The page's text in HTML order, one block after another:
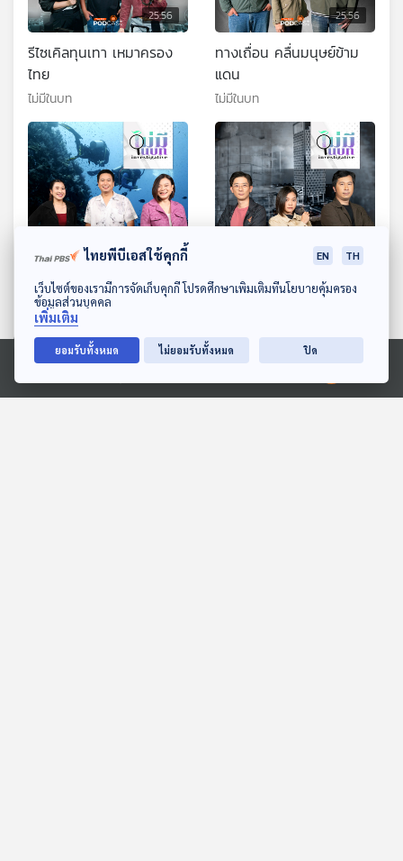
ดาวน์โหลด Thai PBS Podcast Application
Ⓒ 2020 องค์การกระจายเสียงและแพร่ภาพสาธารณะแห่งประเทศไทย
25:56
รีไซเคิลทุนเทา เหมาครอง
ไทย
ไม่มีในบท
25:56
ทางเถื่อน คลื่นมนุษย์ข้าม
แดน
ไม่มีในบท
25:56
คลุกวงใน 12 ไมล์ทะเล
ไม่มีในบท
25:56
เจาะเครือข่ายทุนจีน ร่วม
ไม่มีในบท
ไทยพีบีเอสใช้คุกกี้ EN TH
เว็บไซต์ของเรามีการจัดเก็บคุกกี้ โปรดศึกษาเพิ่มเติมที่นโยบายคุ้มครอง
ข้อมูลส่วนบุคคล
เพิ่มเติม
ยอมรับทั้งหมด ไม่ยอมรับทั้งหมด ปิด